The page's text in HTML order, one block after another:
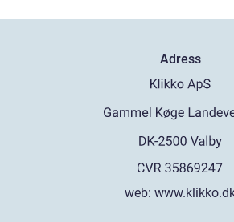
Adress
web: